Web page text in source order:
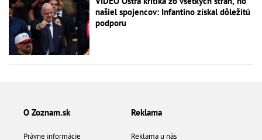
našiel spojencov: Infantino získal dôležitú
podporu
O Zoznam.sk
Právne informácie
Reklama
Reklama u nás